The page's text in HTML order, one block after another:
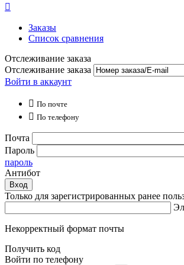

Заказы
Список сравнения
Отслеживание заказа
Отслеживание заказа
Войти в аккаунт
 По почте
 По телефону
Почта
Пароль
пароль
Антибот
Вход
Только для зарегистрированных ранее
Некорректный формат почты
Получить код
Войти по телефону